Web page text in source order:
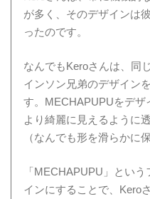
が多く、そのデザインは
ったのです。
なんでもKeroさんは、同
インソン兄弟のデザイン
す。MECHAPUPUをデザ
より綺麗に見えるように
（なんでも形を滑らかに
「MECHAPUPU」とい
インにすることで、Kero